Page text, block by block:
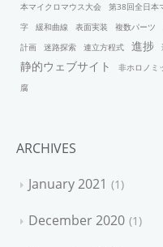
本マイクロマウス大会
第38回全日本
字
緩和曲線 表面実装 複数パーツ
計画
迷路探索 連立方程式 進捗
静的ウェブサイト 非ホロノミ
腐
ARCHIVES
January 2021
1
December 2020 1